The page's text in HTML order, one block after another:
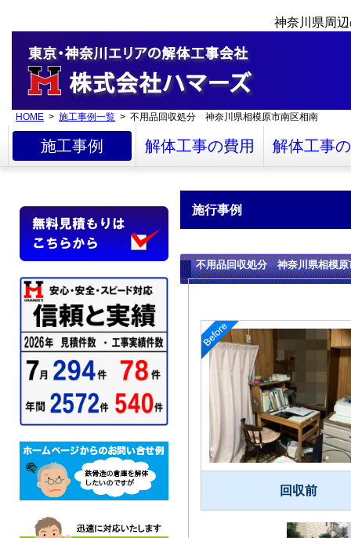
神奈川県周
HOME > 施工事例一覧 > 不用品回収処分 神奈川県相模原市南区相南
施工事例 解体工事の費用 解体工事
施行事例
不用品回収処分 神奈川県相模原
回収前